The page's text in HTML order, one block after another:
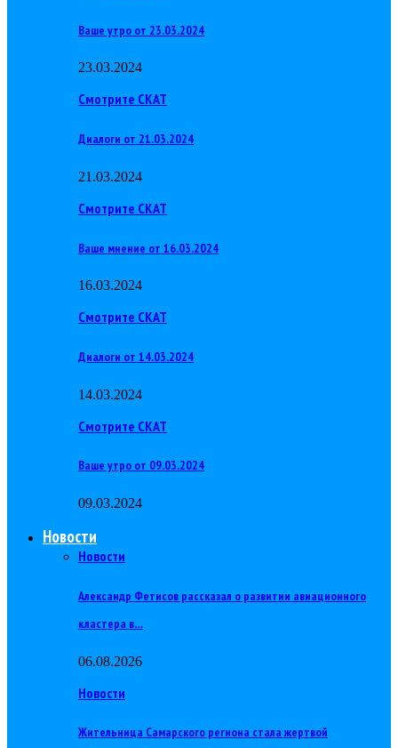
Ваше утро от 23.03.2024
23.03.2024
Смотрите СКАТ
Диалоги от 21.03.2024
21.03.2024
Смотрите СКАТ
Ваше мнение от 16.03.2024
16.03.2024
Смотрите СКАТ
Диалоги от 14.03.2024
14.03.2024
Смотрите СКАТ
Ваше утро от 09.03.2024
09.03.2024
Новости
Новости
Александр Фетисов рассказал о развитии авиационного
кластера в…
06.08.2026
Новости
Жительница Самарского региона стала жертвой